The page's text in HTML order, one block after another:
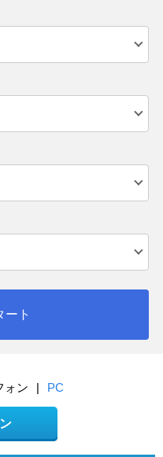
ート
ォン | PC